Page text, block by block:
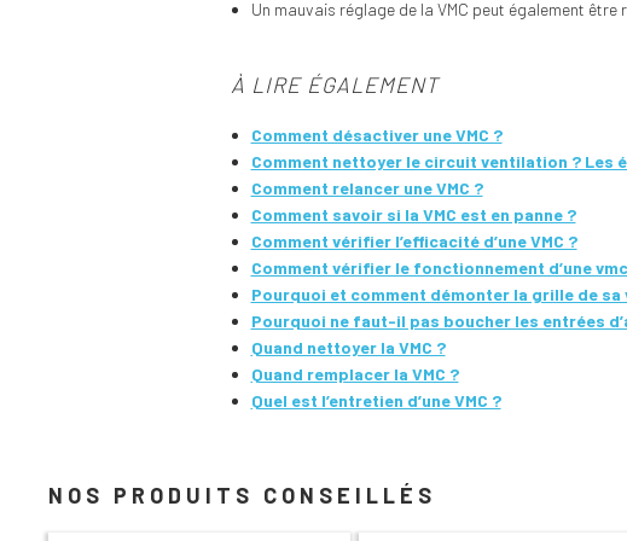
Un mauvais réglage de la VMC peut également
À LIRE ÉGALEMENT
Comment désactiver une VMC ?
Comment nettoyer le circuit ventilation ? Les
Comment relancer une VMC ?
Comment savoir si la VMC est en panne ?
Comment vérifier l’efficacité d’une VMC ?
Comment vérifier le fonctionnement d’une
Pourquoi et comment démonter la grille de
Pourquoi ne faut-il pas boucher les entrées
Quand nettoyer la VMC ?
Quand remplacer la VMC ?
Quel est l’entretien d’une VMC ?
NOS PRODUITS CONSEILLÉS